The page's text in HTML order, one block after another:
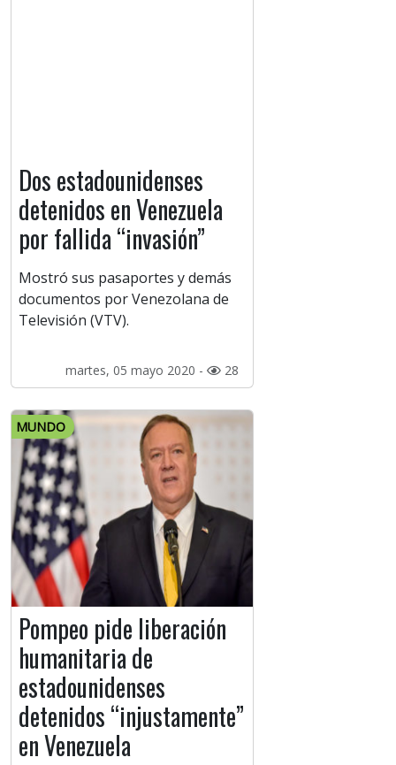
Dos estadounidenses
detenidos en Venezuela
por fallida “invasión”
Mostró sus pasaportes y demás
documentos por Venezolana de
Televisión (VTV).
martes, 05 mayo 2020 - 28
MUNDO
Pompeo pide liberación
humanitaria de
estadounidenses
detenidos “injustamente”
en Venezuela